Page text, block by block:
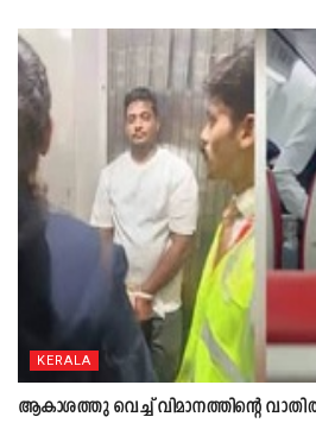
KERALA
ആകാശത്തു വെച്ച് വിമാനത്തിന്റെ